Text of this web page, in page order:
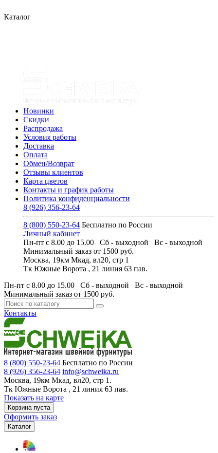
Каталог
Новинки
Скидки
Распродажа
Условия работы
Доставка
Оплата
Обмен/Возврат
Отзывы клиентов
Карта цветов
Контакты и график работы
Политика конфиденциальности
8 (926) 356-23-64
8 (800) 550-23-64 Бесплатно по России
Личный кабинет
Пн-пт с 8.00 до 15.00 Сб - выходной Вс - выходной
Минимальный заказ от 1500 руб.
Москва, 19км Мкад, вл20, стр 1
Тк Южные Ворота , 21 линия 63 пав.
Пн-пт с 8.00 до 15.00 Сб - выходной Вс - выходной
Минимальный заказ от 1500 руб.
Контакты
8 (800) 550-23-64 Бесплатно по России
8 (926) 356-23-64 info@schweika.ru
Москва, 19км Мкад, вл20, стр 1.
Тк Южные Ворота , 21 линия 63 пав.
Показать на карте
Корзина пуста
Оформить заказ
Каталог